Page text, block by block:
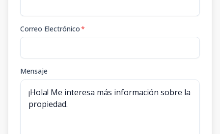
Correo Electrónico*
Mensaje